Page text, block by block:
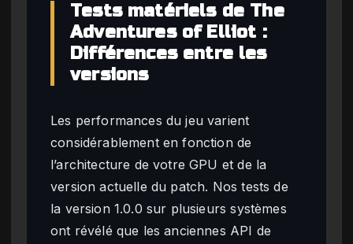
Tests matériels de The
Adventures of Elliot :
Différences entre les
versions
Les performances du jeu varient
considérablement en fonction de
l’architecture de votre GPU et de la
version actuelle du patch. Nos tests de
la version 1.0.0 sur plusieurs systèmes
ont révélé que les anciennes API de